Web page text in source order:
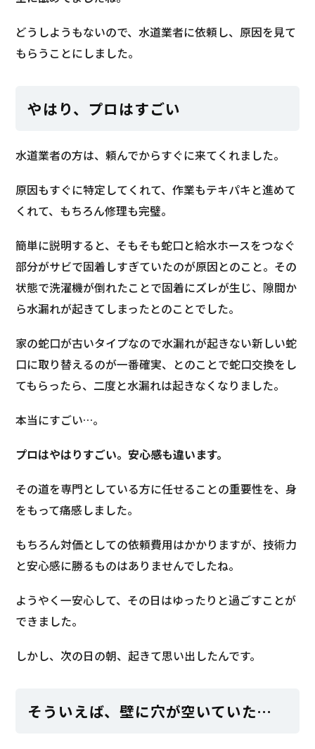
どうしようもないので、水道業者に依頼し、原因を見て
もらうことにしました。
やはり、プロはすごい
水道業者の方は、頼んでからすぐに来てくれました。
原因もすぐに特定してくれて、作業もテキパキと進めて
くれて、もちろん修理も完璧。
簡単に説明すると、そもそも蛇口と給水ホースをつなぐ
部分がサビで固着しすぎていたのが原因とのこと。その
状態で洗濯機が倒れたことで固着にズレが生じ、隙間か
ら水漏れが起きてしまったとのことでした。
家の蛇口が古いタイプなので水漏れが起きない新しい蛇
口に取り替えるのが一番確実、とのことで蛇口交換をし
てもらったら、二度と水漏れは起きなくなりました。
本当にすごい…。
プロはやはりすごい。安心感も違います。
その道を専門としている方に任せることの重要性を、身
をもって痛感しました。
もちろん対価としての依頼費用はかかりますが、技術力
と安心感に勝るものはありませんでしたね。
ようやく一安心して、その日はゆったりと過ごすことが
できました。
しかし、次の日の朝、起きて思い出したんです。
そういえば、壁に穴が空いていた…